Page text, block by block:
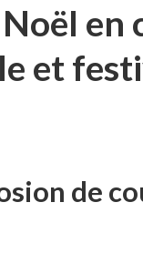
en
et
de